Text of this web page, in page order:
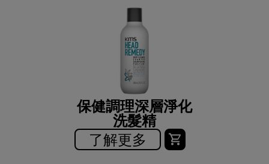
保健調理深層淨化
洗髮精
了解更多